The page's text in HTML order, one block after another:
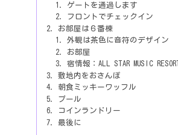
ゲートを通過します
フロントでチェックイン
お部屋は６番棟
外観は茶色に音符のデザイン
お部屋
宿情報：ALL STAR MUSIC RESORT
敷地内をおさんぽ
朝食ミッキーワッフル
プール
コインランドリー
最後に